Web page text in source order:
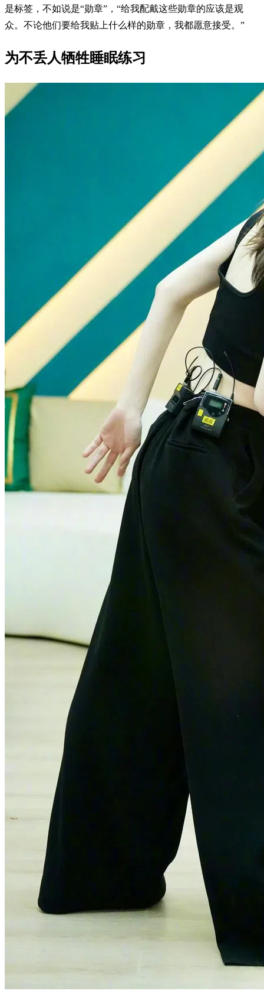
是标签，不如说是“勋章”，“给我配戴这些勋章的应该是观
众。不论他们要给我贴上什么样的勋章，我都愿意接受。”
为不丢人牺牲睡眠练习